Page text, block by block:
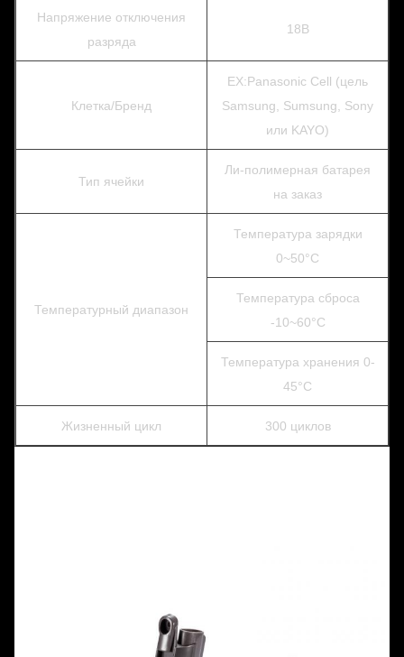
Напряжение отключения
разряда
18В
Клетка/Бренд
EX:Panasonic Cell (цель
Samsung, Sumsung, Sony
или KAYO)
Тип ячейки
Ли-полимерная батарея
на заказ
Температурный диапазон
Температура зарядки
0~50°C
Температура сброса
-10~60°C
Температура хранения 0-
45°C
Жизненный цикл 300 циклов